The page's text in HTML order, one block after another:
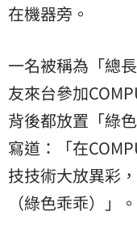
在機器旁。
一名被稱為「總
友來台參加
背後都放置「綠
寫道：「在
技技術大放異彩
（綠色乖乖）」。